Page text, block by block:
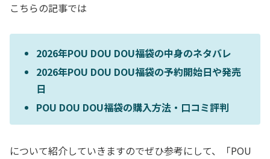
こちらの記事では
2026年POU DOU DOU福袋の中身のネタバレ
2026年POU DOU DOU福袋の予約開始日や発売
日
POU DOU DOU福袋の購入方法・口コミ評判
について紹介していきますのでぜひ参考にして、「POU